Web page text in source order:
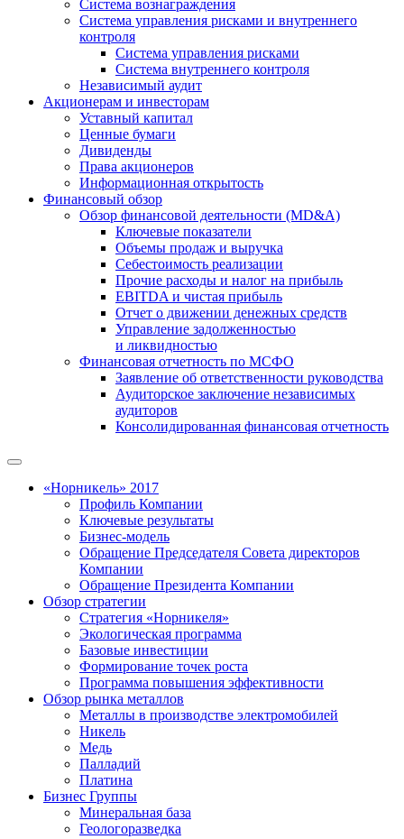
Система вознаграждения
Система управления рисками и внутреннего
контроля
Система управления рисками
Система внутреннего контроля
Независимый аудит
Акционерам и инвесторам
Уставный капитал
Ценные бумаги
Дивиденды
Права акционеров
Информационная открытость
Финансовый обзор
Обзор финансовой деятельности (MD&A)
Ключевые показатели
Объемы продаж и выручка
Себестоимость реализации
Прочие расходы и налог на прибыль
EBITDA и чистая прибыль
Отчет о движении денежных средств
Управление задолженностью
и ликвидностью
Финансовая отчетность по МСФО
Заявление об ответственности руководства
Аудиторское заключение независимых
аудиторов
Консолидированная финансовая отчетность
«Норникель» 2017
Профиль Компании
Ключевые результаты
Бизнес-модель
Обращение Председателя Совета директоров
Компании
Обращение Президента Компании
Обзор стратегии
Стратегия «Норникеля»
Экологическая программа
Базовые инвестиции
Формирование точек роста
Программа повышения эффективности
Обзор рынка металлов
Металлы в производстве электромобилей
Никель
Медь
Палладий
Платина
Бизнес Группы
Минеральная база
Геологоразведка